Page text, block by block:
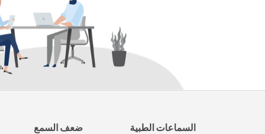
السماعات الطبية
ضعف السمع